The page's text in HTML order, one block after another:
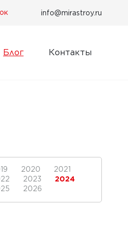
info@mirastroy.ru
Блог Контакты
2020
2021
2023
2024
2026